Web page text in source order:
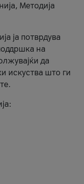
Методија
ја потврдува
на
да
искуства што ги